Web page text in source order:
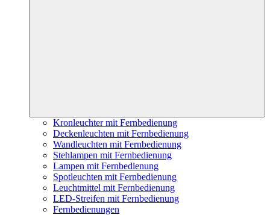
Kronleuchter mit Fernbedienung
Deckenleuchten mit Fernbedienung
Wandleuchten mit Fernbedienung
Stehlampen mit Fernbedienung
Lampen mit Fernbedienung
Spotleuchten mit Fernbedienung
Leuchtmittel mit Fernbedienung
LED-Streifen mit Fernbedienung
Fernbedienungen